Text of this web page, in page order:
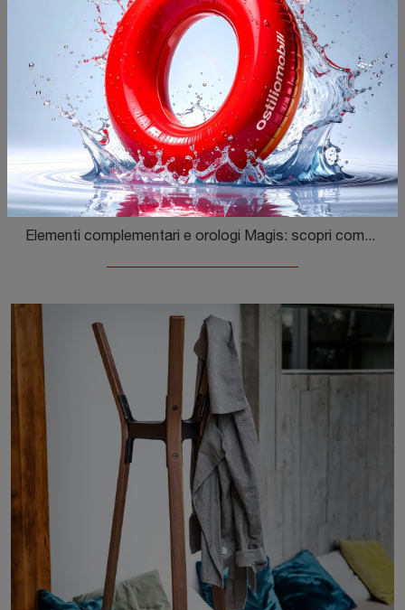
Tempo
Elementi complementari e orologi Magis: scopri come impreziosire i tuoi locali moderni con il modello Tempo.